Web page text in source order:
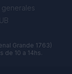
Grande 1763)
de 10 a 14hs.